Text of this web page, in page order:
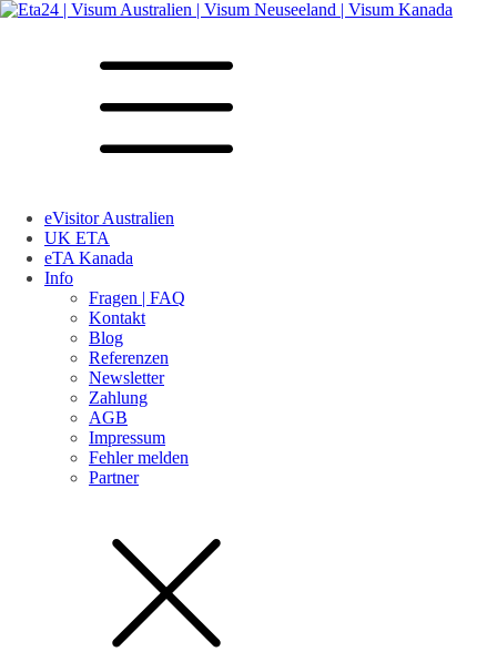
eVisitor Australien
UK ETA
eTA Kanada
Info
Fragen | FAQ
Kontakt
Blog
Referenzen
Newsletter
Zahlung
AGB
Impressum
Fehler melden
Partner